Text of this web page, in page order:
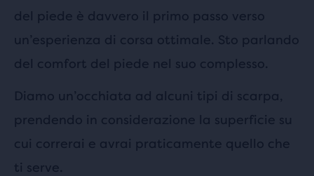
del piede è davvero il primo passo verso
un’esperienza di corsa ottimale. Sto parlando
del comfort del piede nel suo complesso.
Diamo un’occhiata ad alcuni tipi di scarpa,
prendendo in considerazione la superficie su
cui correrai e avrai praticamente quello che
ti serve.